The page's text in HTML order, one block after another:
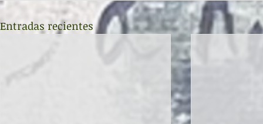
Entradas recientes